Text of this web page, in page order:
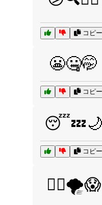
コピー
😬🤐🤭
コピー
😴💤🌙
コピー
😵‍💫🌪️😱